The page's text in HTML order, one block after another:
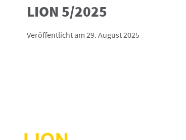
LION 5/2025
Veröffentlicht am 29. August 2025